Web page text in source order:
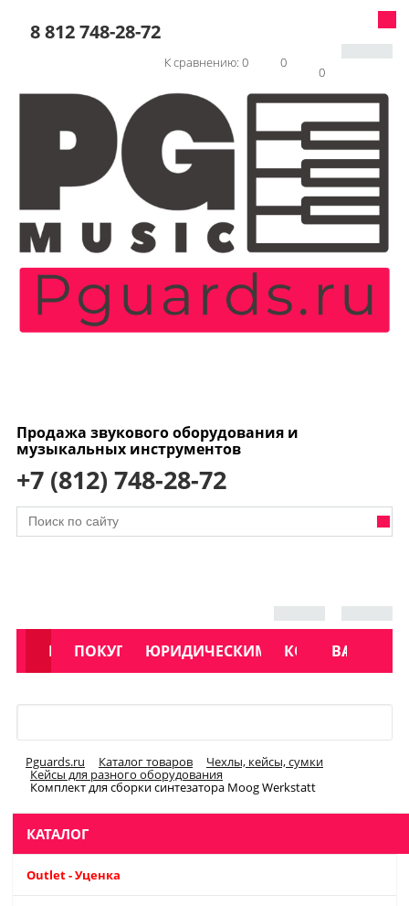
8 812 748-28-72
0
0
К сравнению: 0
Продажа звукового оборудования и
музыкальных инструментов
+7 (812) 748-28-72
АКЦИИ
КАТАЛОГ
ПОКУПАТЕЛЯМЮРИДИЧЕСКИМ ЛИЦАМКОНТАКТЫ
УСЛУГИ
Pguards.ru Каталог товаров Чехлы, кейсы, сумки
Кейсы для разного оборудования
Комплект для сборки синтезатора Moog Werkstatt
КАТАЛОГ
Outlet - Уценка